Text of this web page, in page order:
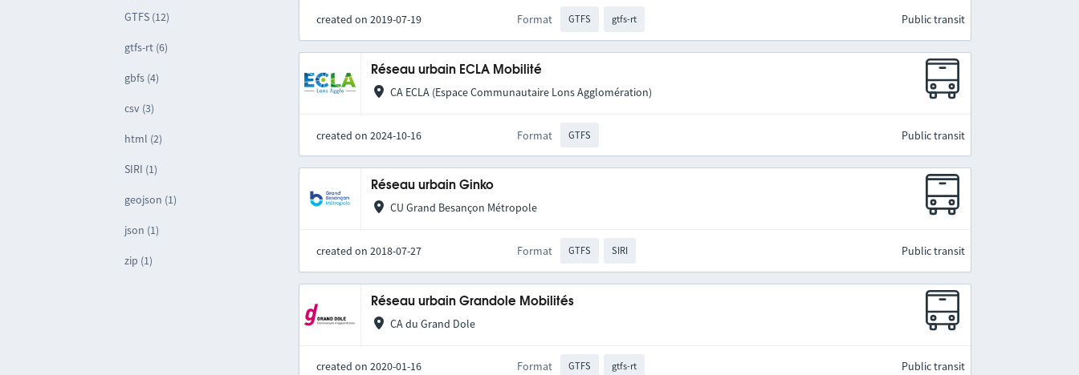
GTFS (12)
gtfs-rt (6)
gbfs (4)
csv (3)
html (2)
SIRI (1)
geojson (1)
json (1)
zip (1)
created on 2019-07-19 Format GTFS gtfs-rt Public transit
Réseau urbain ECLA Mobilité
CA ECLA (Espace Communautaire Lons Agglomération)
created on 2024-10-16 Format GTFS Public transit
Réseau urbain Ginko
CU Grand Besançon Métropole
created on 2018-07-27 Format GTFS SIRI Public transit
Réseau urbain Grandole Mobilités
CA du Grand Dole
created on 2020-01-16 Format GTFS gtfs-rt Public transit